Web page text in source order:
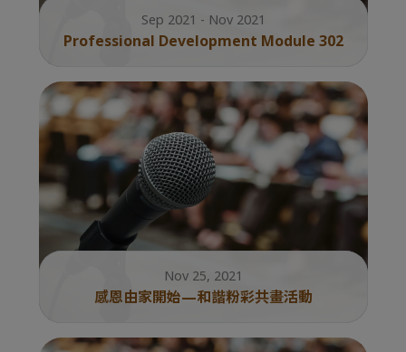
Sep 2021 - Nov 2021
Professional Development Module 302
Nov 25, 2021
感恩由家開始—和諧粉彩共畫活動